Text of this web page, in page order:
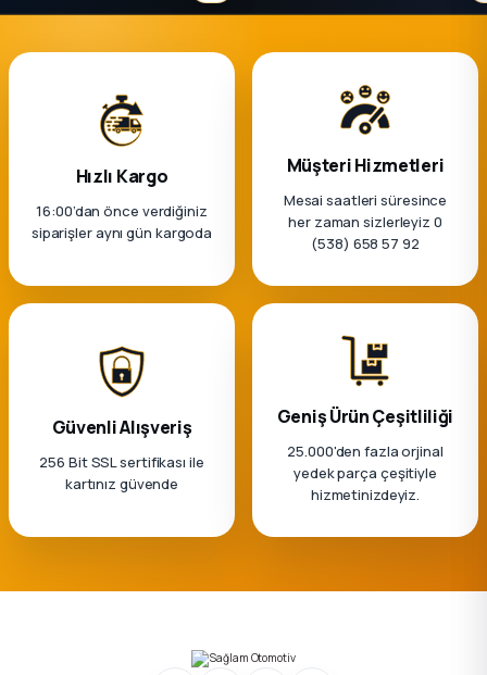
Hızlı Kargo
16:00’dan önce verdiğiniz
siparişler aynı gün kargoda
Müşteri Hizmetleri
Mesai saatleri süresince
her zaman sizlerleyiz 0
(538) 658 57 92
Güvenli Alışveriş
256 Bit SSL sertifikası ile
kartınız güvende
Geniş Ürün Çeşitliliği
25.000'den fazla orjinal
yedek parça çeşitiyle
hizmetinizdeyiz.